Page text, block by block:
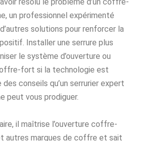
un professionnel expérimenté
solutions pour renforcer la
Installer une serrure plus
le système d’ouverture ou
fort si la technologie est
conseils qu’un serrurier expert
peut vous prodiguer.
il maîtrise l’ouverture coffre-
autres marques de coffre et sait